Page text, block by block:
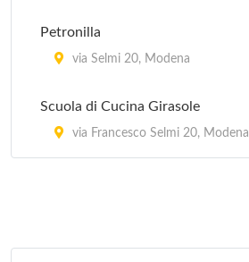
Petronilla
via Selmi 20, Modena
Scuola di Cucina Girasole
via Francesco Selmi 20, Modena